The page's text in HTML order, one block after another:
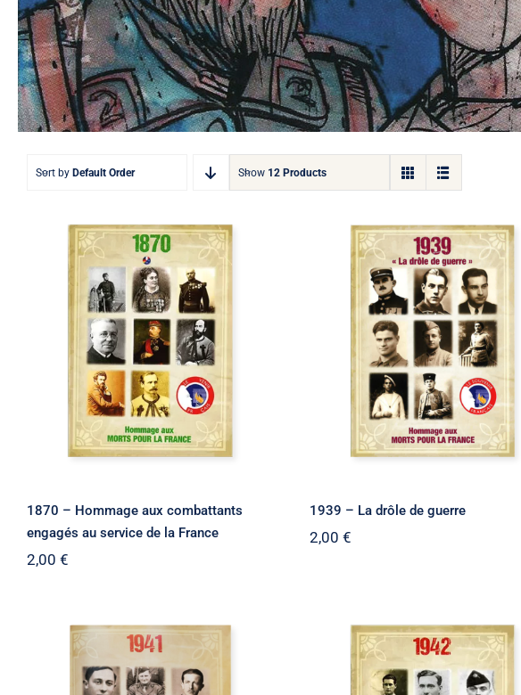
Sort by Default Order Show 12 Products
1870 – Hommage aux
combattants engagés au
service de la France
1870 – Hommage aux combattants
engagés au service de la France
2,00 €
1939 – La drôle de guerre
1939 – La drôle de guerre
2,00 €